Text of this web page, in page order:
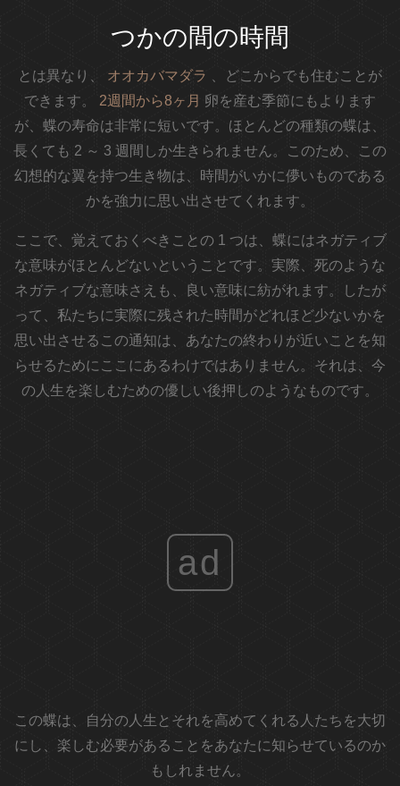
つかの間の時間
とは異なり、 オオカバマダラ
、どこからでも住むことが
できます。
2週間から8ヶ月 卵を産む季節にもよります
が、蝶の寿命は非常に短いです。ほとんどの種類の蝶は、
長くても 2 ～ 3 週間しか生きられません。このため、この
幻想的な翼を持つ生き物は、時間がいかに儚いものである
かを強力に思い出させてくれます。
ここで、覚えておくべきことの 1 つは、蝶にはネガティブ
な意味がほとんどないということです。実際、死のような
ネガティブな意味さえも、良い意味に紡がれます。したが
って、私たちに実際に残された時間がどれほど少ないかを
思い出させるこの通知は、あなたの終わりが近いことを知
らせるためにここにあるわけではありません。それは、今
の人生を楽しむための優しい後押しのようなものです。
ad
この蝶は、自分の人生とそれを高めてくれる人たちを大切
にし、楽しむ必要があることをあなたに知らせているのか
もしれません。